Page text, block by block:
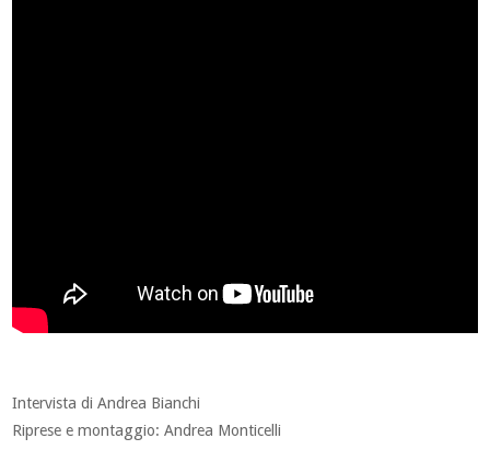
Intervista di Andrea Bianchi
Riprese e montaggio: Andrea Monticelli